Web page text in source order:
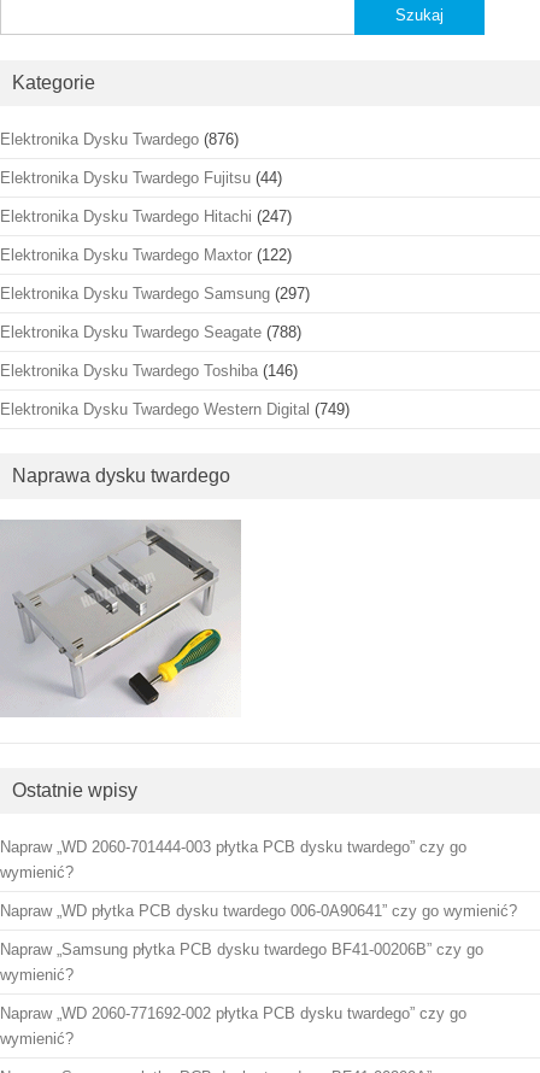
Kategorie
Elektronika Dysku Twardego (876)
Elektronika Dysku Twardego Fujitsu (44)
Elektronika Dysku Twardego Hitachi (247)
Elektronika Dysku Twardego Maxtor (122)
Elektronika Dysku Twardego Samsung (297)
Elektronika Dysku Twardego Seagate (788)
Elektronika Dysku Twardego Toshiba (146)
Elektronika Dysku Twardego Western Digital (749)
Naprawa dysku twardego
Ostatnie wpisy
Napraw „WD 2060-701444-003 płytka PCB dysku twardego” czy go
wymienić?
Napraw „WD płytka PCB dysku twardego 006-0A90641” czy go wymienić?
Napraw „Samsung płytka PCB dysku twardego BF41-00206B” czy go
wymienić?
Napraw „WD 2060-771692-002 płytka PCB dysku twardego” czy go
wymienić?